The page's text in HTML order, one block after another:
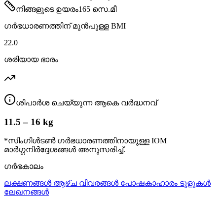
നിങ്ങളുടെ ഉയരം165 സെ.മീ
ഗർഭധാരണത്തിന് മുൻപുള്ള BMI
22.0
ശരിയായ ഭാരം
ശിപാർശ ചെയ്യുന്ന ആകെ വർദ്ധനവ്
11.5 – 16 kg
*സിംഗിൾടൺ ഗർഭധാരണത്തിനായുള്ള IOM
മാർഗ്ഗനിർദ്ദേശങ്ങൾ അനുസരിച്ച്.
ഗർഭകാലം
ലക്ഷണങ്ങൾ ആഴ്ച വിവരങ്ങൾ പോഷകാഹാരം ടൂളുകൾ
ലേഖനങ്ങൾ